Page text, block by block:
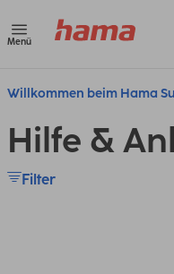
Menü
Willkommen beim Hama
Hilfe &
Filter